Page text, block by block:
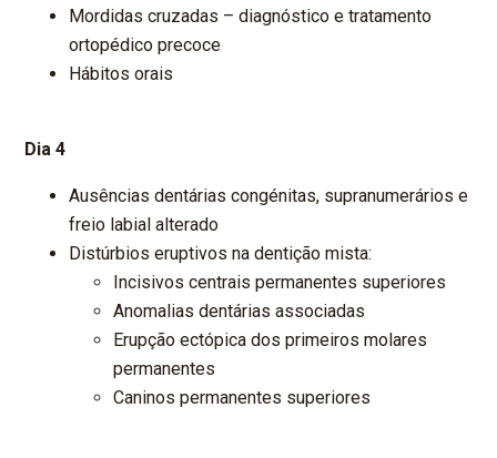
Mordidas cruzadas – diagnóstico e tratamento
ortopédico precoce
Hábitos orais
Dia 4
Ausências dentárias congénitas, supranumerários e
freio labial alterado
Distúrbios eruptivos na dentição mista:
Incisivos centrais permanentes superiores
Anomalias dentárias associadas
Erupção ectópica dos primeiros molares
permanentes
Caninos permanentes superiores